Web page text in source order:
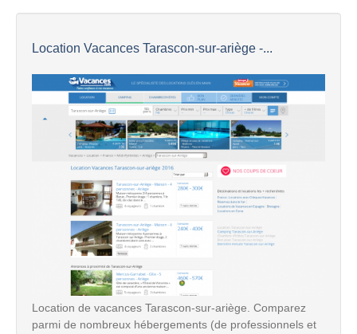
Location Vacances Tarascon-sur-ariège -...
Location de vacances Tarascon-sur-ariège. Comparez
parmi de nombreux hébergements (de professionnels et